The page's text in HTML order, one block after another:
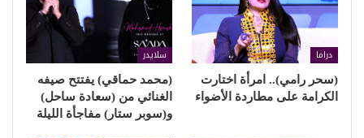
دراما
(سحر رامي).. امرأة اختارت
الكرامة على مطاردة الأضواء
سلايدر
(محمد حماقي) يفتتح صيفه
الغنائي من (سعادة ساحل)
و(سوبر ستار) مفاجأة الليلة